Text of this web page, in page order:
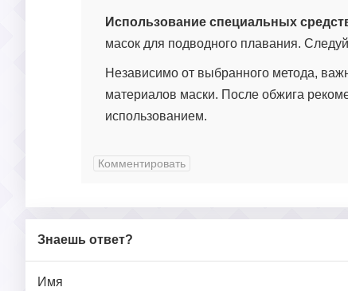
Использование специальных
масок для подводного плавания.
Независимо от выбранного метода,
материалов маски. После обжига
использованием.
Комментировать
Знаешь ответ?
Имя